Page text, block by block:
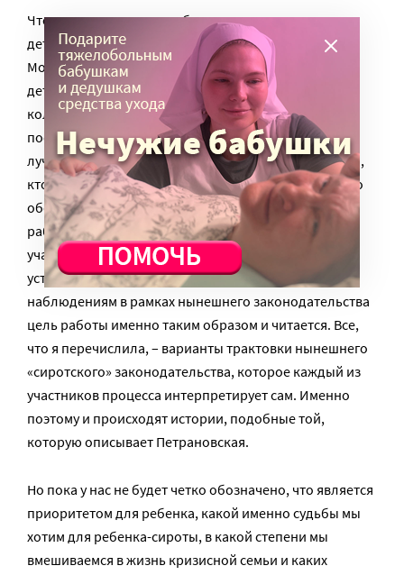
Что является целью в работе с детьми-сиротами и
детьми, оставшимися без попечения родителей?
Можно поставить целью сокращение количества
детских домов, можно стремиться к увеличению
количества детей, устроенных в семью, можно
поставить цель «подстелить соломку» и выбрать
лучший вариант жизни ребенка, с точки зрения того,
кто выбирает, можно поставить целью максимально
обезопасить себя от ответственности в процессе
работы, можно постараться свести к минимуму
участие сторонних специалистов в процессе
устройства детей в семью. По моим личным
наблюдениям в рамках нынешнего законодательства
цель работы именно таким образом и читается. Все,
что я перечислила, – варианты трактовки нынешнего
«сиротского» законодательства, которое каждый из
участников процесса интерпретирует сам. Именно
поэтому и происходят истории, подобные той,
которую описывает Петрановская.
Но пока у нас не будет четко обозначено, что является
приоритетом для ребенка, какой именно судьбы мы
хотим для ребенка-сироты, в какой степени мы
вмешиваемся в жизнь кризисной семьи и каких